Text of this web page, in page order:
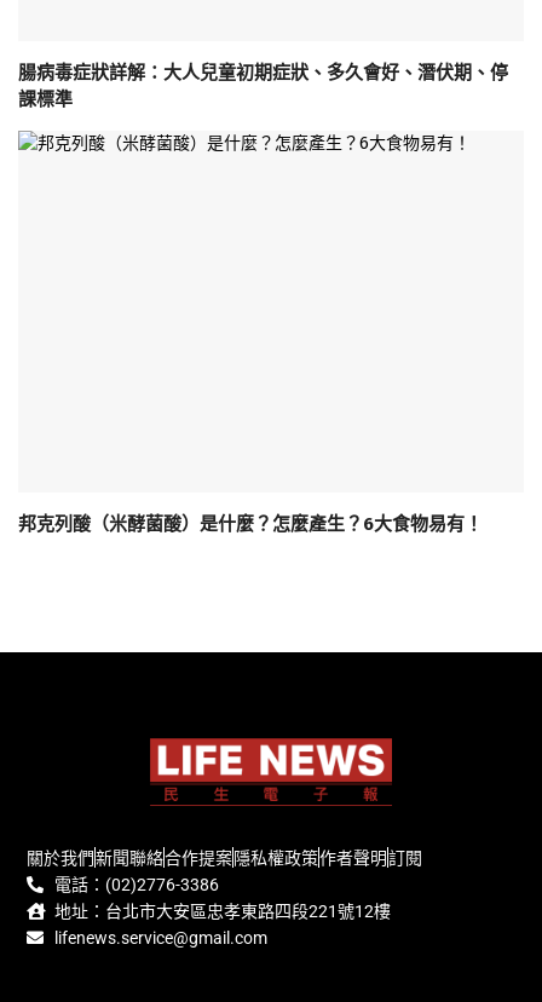
腸病毒症狀詳解：大人兒童初期症狀、多久會好、潛伏期、停
課標準
邦克列酸（米酵菌酸）是什麼？怎麼產生？6大食物易有！
關於我們新聞聯絡合作提案隱私權政策作者聲明訂閱
電話：(02)2776-3386
地址：台北市大安區忠孝東路四段221號12樓
lifenews.service@gmail.com